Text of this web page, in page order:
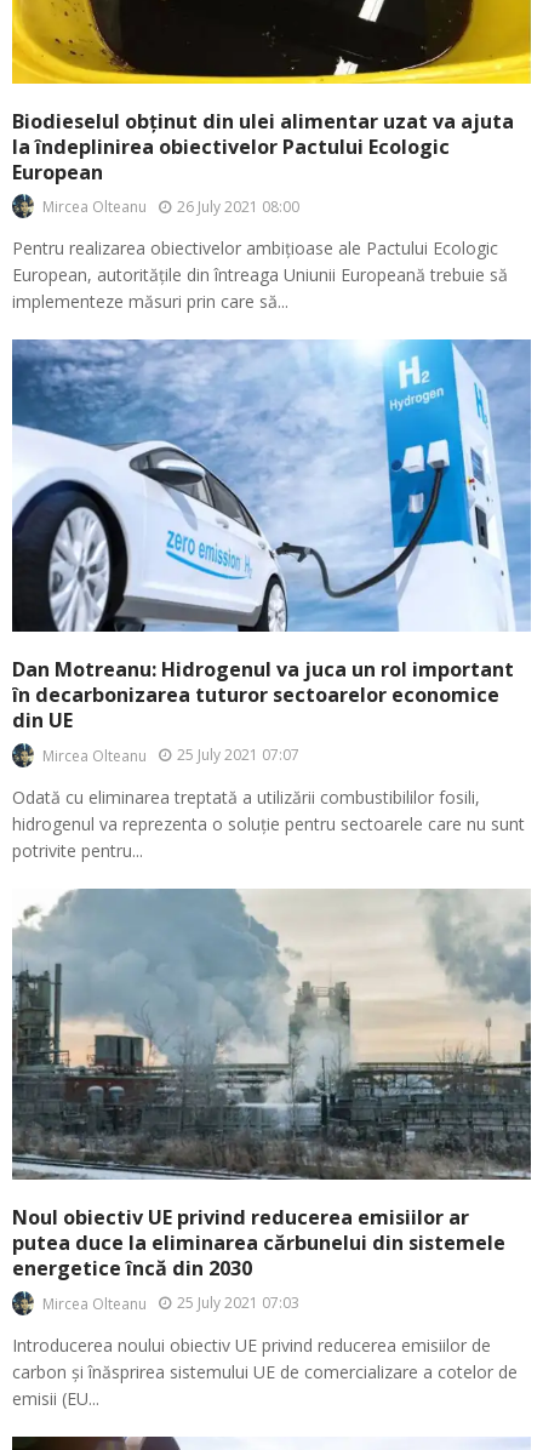
Biodieselul obținut din ulei alimentar uzat va ajuta
la îndeplinirea obiectivelor Pactului Ecologic
European
Mircea Olteanu 26 July 2021 08:00
Pentru realizarea obiectivelor ambițioase ale Pactului Ecologic
European, autoritățile din întreaga Uniunii Europeană trebuie să
implementeze măsuri prin care să...
Dan Motreanu: Hidrogenul va juca un rol important
în decarbonizarea tuturor sectoarelor economice
din UE
Mircea Olteanu 25 July 2021 07:07
Odată cu eliminarea treptată a utilizării combustibililor fosili,
hidrogenul va reprezenta o soluție pentru sectoarele care nu sunt
potrivite pentru...
Noul obiectiv UE privind reducerea emisiilor ar
putea duce la eliminarea cărbunelui din sistemele
energetice încă din 2030
Mircea Olteanu 25 July 2021 07:03
Introducerea noului obiectiv UE privind reducerea emisiilor de
carbon și înăsprirea sistemului UE de comercializare a cotelor de
emisii (EU...